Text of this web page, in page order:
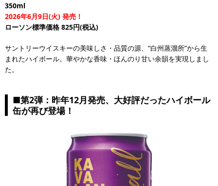
350ml
2026年6月9日(火) 発売！
ローソン標準価格 825円(税込)
サントリーウイスキーの美味しさ・品質の源、“白州蒸溜所”から生
まれたハイボール。華やかな香味・ほんのり甘い余韻を実現しまし
た。
■第2弾：昨年12月発売、大好評だったハイボール
缶が再び登場！